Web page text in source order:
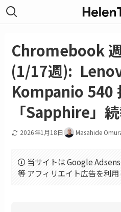
Chromebook
(1/17週):
Kompanio 540
「Sapphire」
2026年1月18日 Masahide
当サイトは Google
等 アフィリエイト広告を利